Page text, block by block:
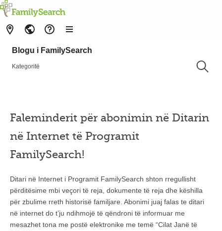
Blogu i FamilySearch
Kategoritë
Faleminderit për abonimin në Ditarin
në Internet të Programit
FamilySearch!
Ditari në Internet i Programit FamilySearch shton rregullisht
përditësime mbi veçori të reja, dokumente të reja dhe këshilla
për zbulime rreth historisë familjare. Abonimi juaj falas te ditari
në internet do t’ju ndihmojë të qëndroni të informuar me
mesazhet tona me postë elektronike me temë “Cilat Janë të